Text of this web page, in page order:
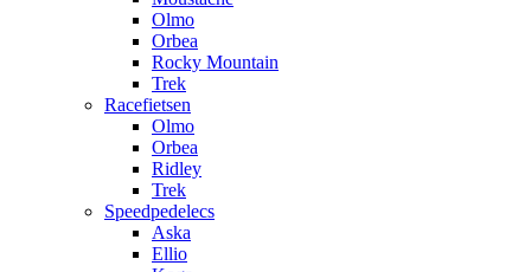
Olmo
Orbea
Rocky Mountain
Trek
Racefietsen
Olmo
Orbea
Ridley
Trek
Speedpedelecs
Aska
Ellio